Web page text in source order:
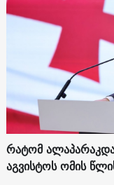
რატომ
აგვისტოს ომის